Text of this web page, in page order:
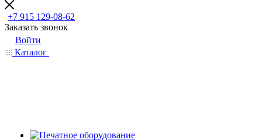
+7 915 129-08-62
Заказать звонок
Войти
Каталог